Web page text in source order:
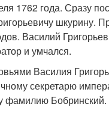
1762 года. Сразу
шкурину.
Василий
и умчался.
Василия
секретарю
фамилию Бобринский.